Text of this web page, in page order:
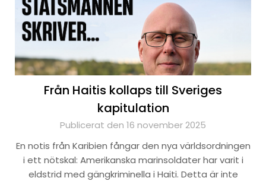
Från Haitis kollaps till Sveriges
kapitulation
Publicerat den 16 november 2025
En notis från Karibien fångar den nya världsordningen
i ett nötskal: Amerikanska marinsoldater har varit i
eldstrid med gängkriminella i Haiti. Detta är inte